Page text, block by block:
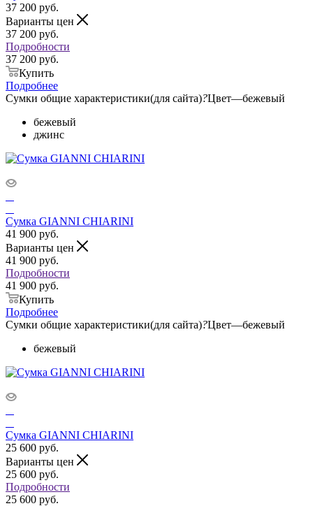
37 200 руб.
Варианты цен
37 200 руб.
Подробности
37 200 руб.
Купить
Подробнее
Сумки общие характеристики(для сайта)?Цвет—бежевый
бежевый
джинс
Сумка GIANNI CHIARINI
41 900 руб.
Варианты цен
41 900 руб.
Подробности
41 900 руб.
Купить
Подробнее
Сумки общие характеристики(для сайта)?Цвет—бежевый
бежевый
Сумка GIANNI CHIARINI
25 600 руб.
Варианты цен
25 600 руб.
Подробности
25 600 руб.